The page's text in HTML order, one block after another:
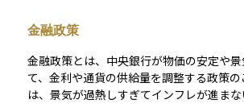
mum Employment）」と「物価の安定（
いう2つの目標（デュアルマンデート）を
目標を達成することで、米国経済の持続的な
は、日本の日本銀行に相当する機関であ
中央銀行として運営されている。ただし、
金融政策
金融政策とは、中央銀行が物価の安定や
て、金利や通貨の供給量を調整する政策のことで
は、景気が過熱しすぎてインフレが進ま